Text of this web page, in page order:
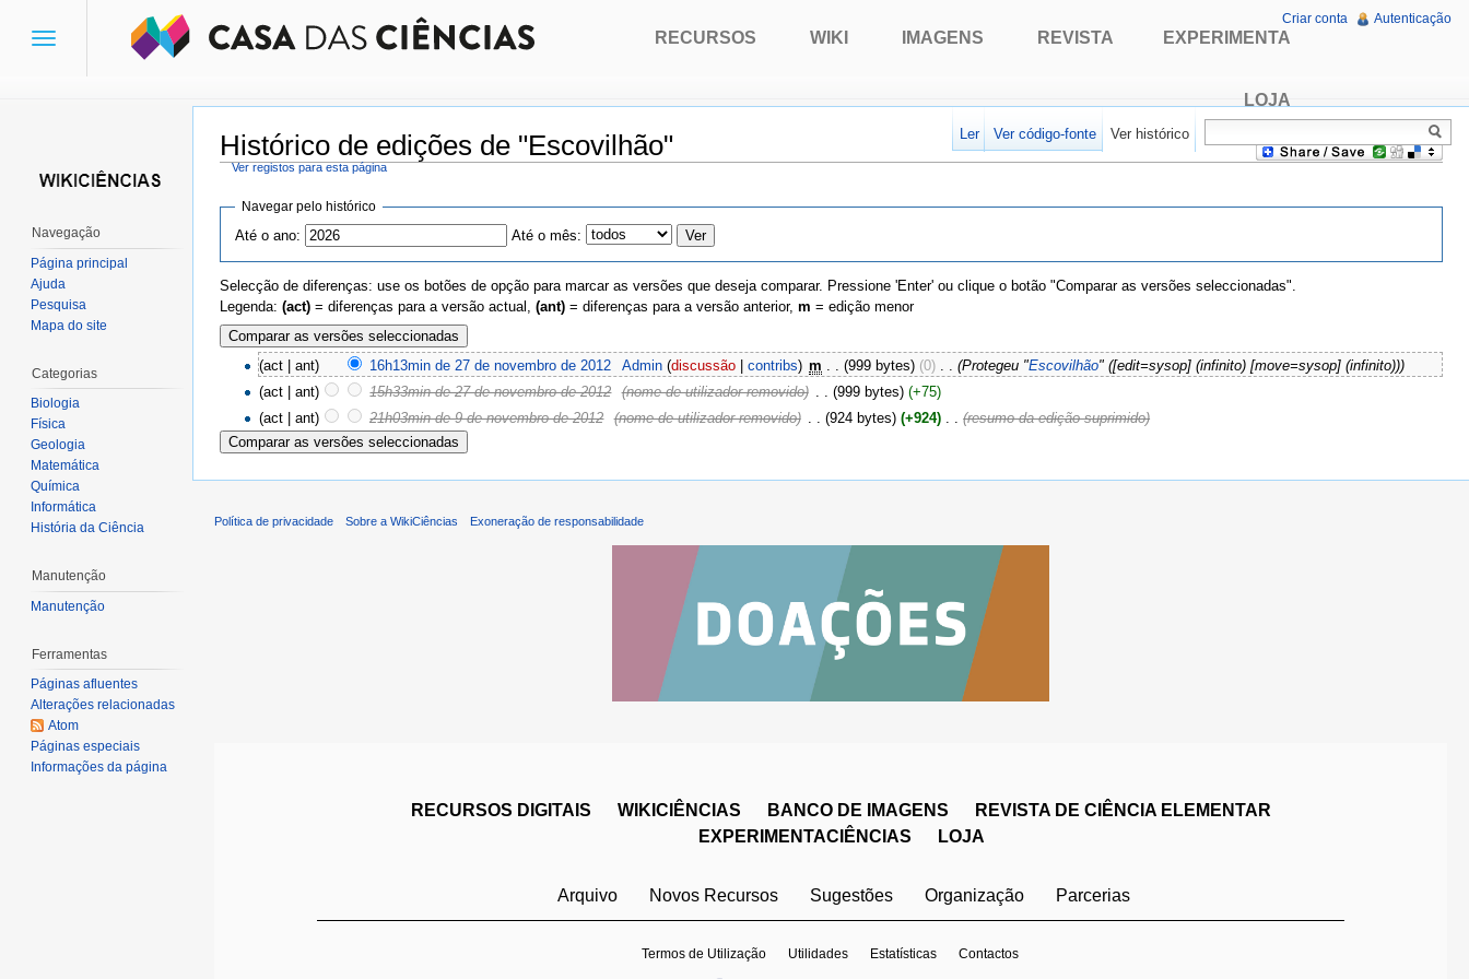
Histórico de edições de "Escovilhão"
Ver registos para esta página
Navegar pelo histórico
Até o ano: Até o mês:
Selecção de diferenças: use os botões de opção para marcar as versões que deseja comparar. Pressione 'Enter' ou clique o botão "Comparar as versões seleccionadas".
Legenda: (act) = diferenças para a versão actual, (ant) = diferenças para a versão anterior, m = edição menor
(act | ant) 16h13min de 27 de novembro de 2012 Admin (discussão| contribs) ‎m (999 bytes) (0) (Protegeu "Escovilhão" ([edit=sysop] (infinito) [move=sysop] (infinito)))
(act | ant)
15h33min de 27 de novembro de 2012‎ (nome de utilizador removido) (999 bytes) (+75)
(act | ant)
21h03min de 9 de novembro de 2012‎ (nome de utilizador removido) . . (924 bytes) (+924) . . (resumo da edição suprimido)
Toggle
RECURSOS WIKI IMAGENS REVISTA EXPERIMENTA
LOJA
Criar conta Autenticação
Ler Ver código-fonte Ver histórico
Navegação
Página principal
Ajuda
Pesquisa
Mapa do site
Categorias
Biologia
Física
Geologia
Matemática
Química
Informática
História da Ciência
Manutenção
Manutenção
Ferramentas
Páginas afluentes
Alterações relacionadas
Atom
Páginas especiais
Informações da página
Política de privacidade Sobre a WikiCiências Exoneração de responsabilidade
RECURSOS DIGITAIS WIKICIÊNCIAS BANCO DE IMAGENS
REVISTA DE CIÊNCIA ELEMENTAR
EXPERIMENTACIÊNCIAS
LOJA
Arquivo Novos Recursos Sugestões Organização Parcerias
Termos de Utilização Utilidades Estatísticas Contactos